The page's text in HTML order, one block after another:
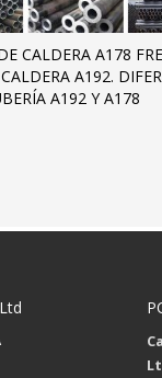
CALDERA A178
A192.
A192 Y A178